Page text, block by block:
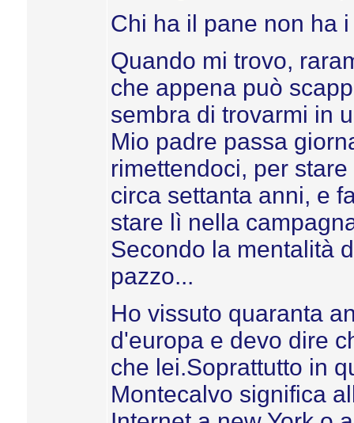
Chi ha il pane non ha
Quando mi trovo,
che appena può
sembra di trovarmi in
Mio padre passa
rimettendoci, per
circa settanta anni, e
stare lì nella
Secondo la mentalità
pazzo...
Ho vissuto quaranta
d'europa e devo dire
che lei.Soprattutto in
Montecalvo significa